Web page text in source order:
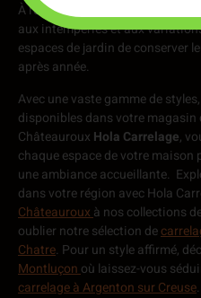
À l'extérieur, la pierre de
aux intempéries et aux
espaces de jardin de conserver
après année.
Avec une vaste gamme de
disponibles dans votremagasin
Châteauroux Hola Carrelage,
chaque espace de votre
une ambiance accueillante.
dans votre région avec Hola
Châteauroux à nos collections
oublier notre sélection de
Chatre. Pour un style affirmé,
Montluçon où laissez-vous
carrelage à Argenton sur Creuse.